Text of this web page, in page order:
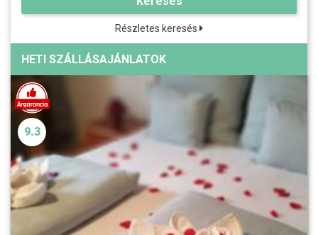
Részletes keresés
HETI SZÁLLÁSAJÁNLATOK
9.3